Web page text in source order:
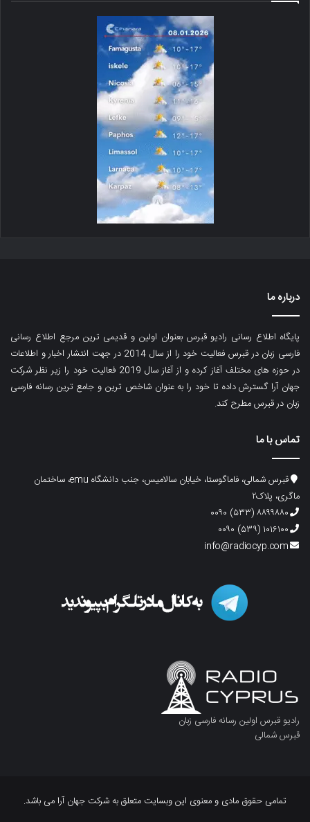
درباره ما
پایگاه اطلاع رسانی رادیو قبرس بعنوان اولین و قدیمی ترین مرجع اطلاع رسانی
فارسی زبان در قبرس فعالیت خود را از سال 2014 در جهت انتشار اخبار و اطلاعات
در حوزه های مختلف آغاز کرده و از آغاز سال 2019 فعالیت خود را زیر نظر شرکت
جهان آرا گسترش داده تا خود را به عنوان شاخص ترین و جامع ترین رسانه فارسی
زبان در قبرس مطرح کند.
تماس با ما
قبرس شمالی، فاماگوستا، خیابان سالامیس، جنب دانشگاه emu، ساختمان
ماگری، پلاک۲
۸۸۹۹۸۸۰ (۵۳۳) ۰۰۹۰
۱۰۱۶۱۰۰ (۵۳۹) ۰۰۹۰
info@radiocyp.com
رادیو قبرس اولین رسانه فارسی زبان
قبرس شمالی
تمامی حقوق مادی و معنوی این وبسایت متعلق به شرکت جهان آرا می باشد.